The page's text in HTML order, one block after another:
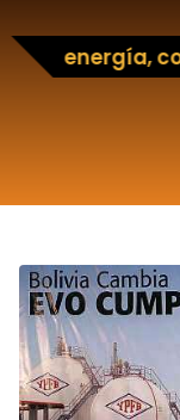
energía,